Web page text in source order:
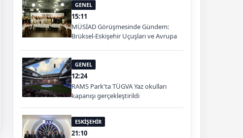
GENEL
15:11
MÜSİAD Görüşmesinde Gündem:
Brüksel-Eskişehir Uçuşları ve Avrupa
GENEL
12:24
RAMS Park'ta TÜGVA Yaz okulları
kapanışı gerçekleştirildi
ESKİŞEHİR
21:10